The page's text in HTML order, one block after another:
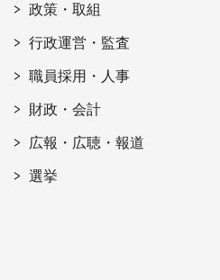
政策・取組
行政運営・監査
職員採用・人事
財政・会計
広報・広聴・報道
選挙